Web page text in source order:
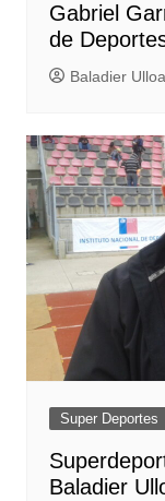
Gabriel
de
Baladier Ulloa
Super Deportes
Baladier